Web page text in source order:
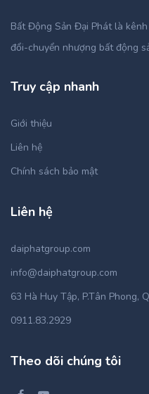
Bất Động Sản Đại Phát là
đổi-chuyển nhượng bất động
Truy cập nhanh
Giới thiệu
Liên hệ
Chính sách bảo mật
Liên hệ
daiphatgroup.com
info@daiphatgroup.com
63 Hà Huy Tập, P.Tân Phong,
0911.83.2929
Theo dõi chúng tôi